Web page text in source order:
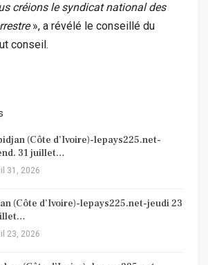
créions le syndicat national des
», a révélé le conseillé du
conseil.
(Côte d’Ivoire)-lepays225.net-
31 juillet…
31, 2026
(Côte d’Ivoire)-lepays225.net-jeudi 23
23, 2026